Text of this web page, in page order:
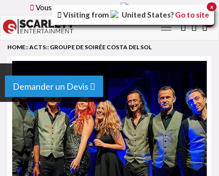
Vous parcourez la version
Toggle
Demander un Devis
HOME::ACTS:: GROUPE DE SOIRÉE COSTA DEL SOL
Visiting from United States? Go to site
x